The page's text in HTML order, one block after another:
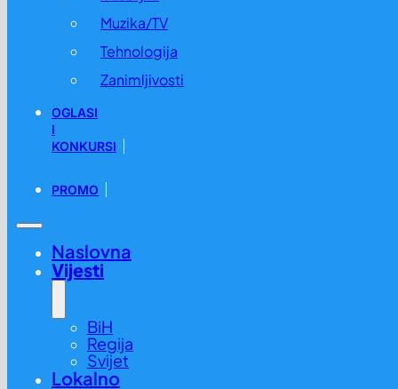
Muzika/TV
Tehnologija
Zanimljivosti
OGLASI
I
KONKURSI
PROMO
Naslovna
Vijesti
BiH
Regija
Svijet
Lokalno